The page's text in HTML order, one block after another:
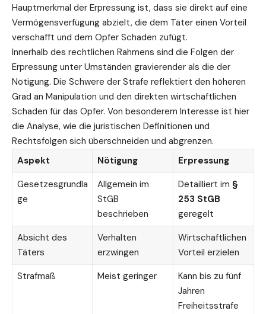
Hauptmerkmal der Erpressung ist, dass sie direkt auf eine
Vermögensverfügung abzielt, die dem Täter einen Vorteil
verschafft und dem Opfer Schaden zufügt.
Innerhalb des rechtlichen Rahmens sind die Folgen der
Erpressung unter Umständen gravierender als die der
Nötigung. Die Schwere der Strafe reflektiert den höheren
Grad an Manipulation und den direkten wirtschaftlichen
Schaden für das Opfer. Von besonderem Interesse ist hier
die Analyse, wie die juristischen Definitionen und
Rechtsfolgen sich überschneiden und abgrenzen.
Aspekt
Nötigung
Erpressung
Gesetzesgrundla
ge
Allgemein im
StGB
beschrieben
Detailliert im §
253 StGB
geregelt
Absicht des
Täters
Verhalten
erzwingen
Wirtschaftlichen
Vorteil erzielen
Strafmaß
Meist geringer
Kann bis zu fünf
Jahren
Freiheitsstrafe